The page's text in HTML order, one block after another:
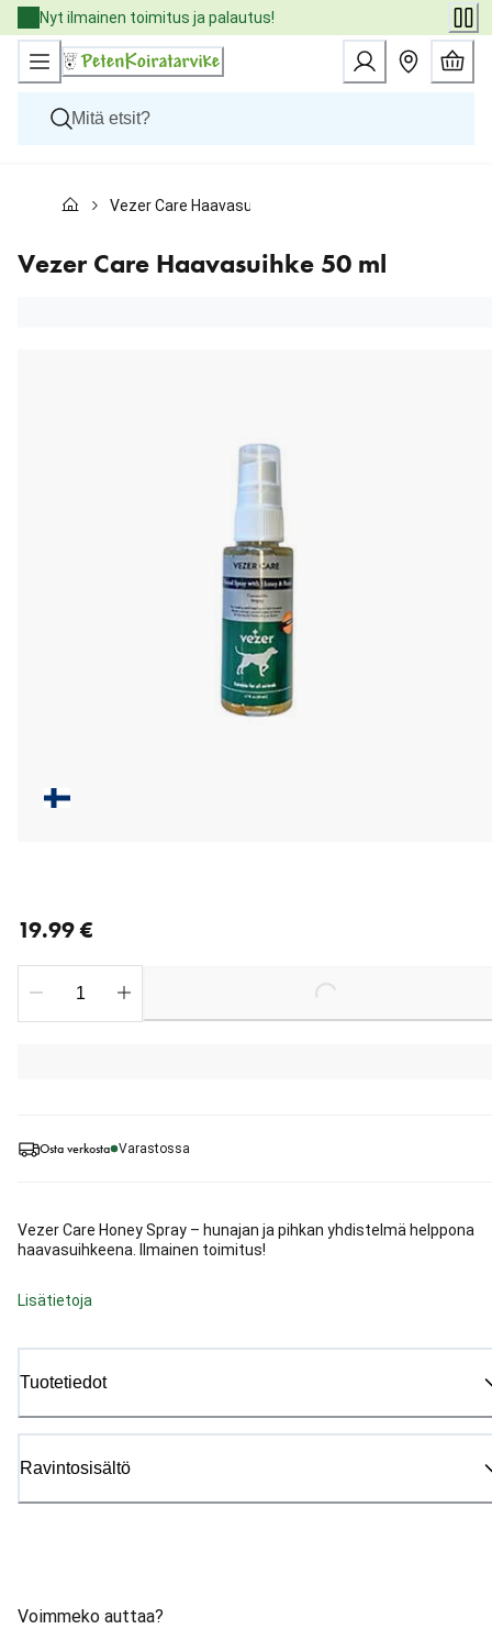
Skip
to
Content
Nyt ilmainen toimitus ja palautus!
Kissat
Eläinlääkäriruoat
Tuotemerkit
Vezer Care Haavasuihke 50 ml
Vezer Care Haavasuihke 50 ml
Osta verkosta Varastossa
Vezer Care Honey Spray – hunajan ja pihkan yhdistelmä helppona
haavasuihkeena. Ilmainen toimitus!
Lisätietoja
Tuotetiedot
Ravintosisältö
Voimmeko auttaa?
19.99 €
Loading...